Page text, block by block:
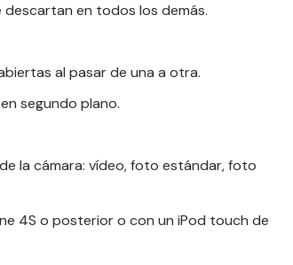
en todos los demás.
al pasar de una a otra.
segundo plano.
la cámara: vídeo, foto estándar, foto
4S o posterior o con un iPod touch de